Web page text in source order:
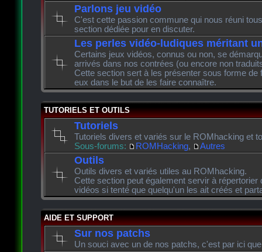
Parlons jeu vidéo
C'est cette passion commune qui nous réuni
section dédiée pour en discuter.
Les perles vidéo-ludiques méritant
Certains jeux vidéos, connus ou non, se
arrivés dans nos contrées (ou encore non
Cette section sert à les présenter sous forme de
eux dans le but de les faire connaître.
TUTORIELS ET OUTILS
Tutoriels
Tutoriels divers et variés sur le ROMhacking et
Sous-forums:
ROMHacking, Autres
Outils
Outils divers et variés utiles au ROMhacking.
Cette section peut également servir à
vidéos si tenté que quelqu'un les ait créés et
AIDE ET SUPPORT
Sur nos patchs
Un souci avec un de nos patchs, c'est par ici